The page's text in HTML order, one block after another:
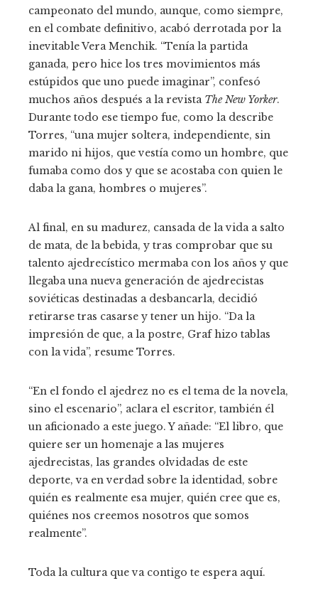
campeonato del mundo, aunque, como siempre,
en el combate definitivo, acabó derrotada por la
inevitable Vera Menchik. “Tenía la partida
ganada, pero hice los tres movimientos más
estúpidos que uno puede imaginar”, confesó
muchos años después a la revista The New Yorker.
Durante todo ese tiempo fue, como la describe
Torres, “una mujer soltera, independiente, sin
marido ni hijos, que vestía como un hombre, que
fumaba como dos y que se acostaba con quien le
daba la gana, hombres o mujeres”.
Al final, en su madurez, cansada de la vida a salto
de mata, de la bebida, y tras comprobar que su
talento ajedrecístico mermaba con los años y que
llegaba una nueva generación de ajedrecistas
soviéticas destinadas a desbancarla, decidió
retirarse tras casarse y tener un hijo. “Da la
impresión de que, a la postre, Graf hizo tablas
con la vida”, resume Torres.
“En el fondo el ajedrez no es el tema de la novela,
sino el escenario”, aclara el escritor, también él
un aficionado a este juego. Y añade: “El libro, que
quiere ser un homenaje a las mujeres
ajedrecistas, las grandes olvidadas de este
deporte, va en verdad sobre la identidad, sobre
quién es realmente esa mujer, quién cree que es,
quiénes nos creemos nosotros que somos
realmente”.
Toda la cultura que va contigo te espera aquí.